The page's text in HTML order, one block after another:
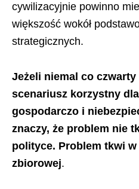
cywilizacyjnie powinno
większość wokół
strategicznych.
Jeżeli niemal co
scenariusz korzystny
gospodarczo i
znaczy, że problem nie
polityce. Problem tkwi
zbiorowej.